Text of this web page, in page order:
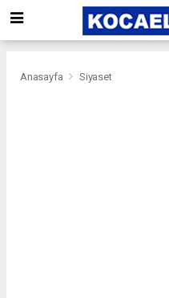
Anasayfa Siyaset